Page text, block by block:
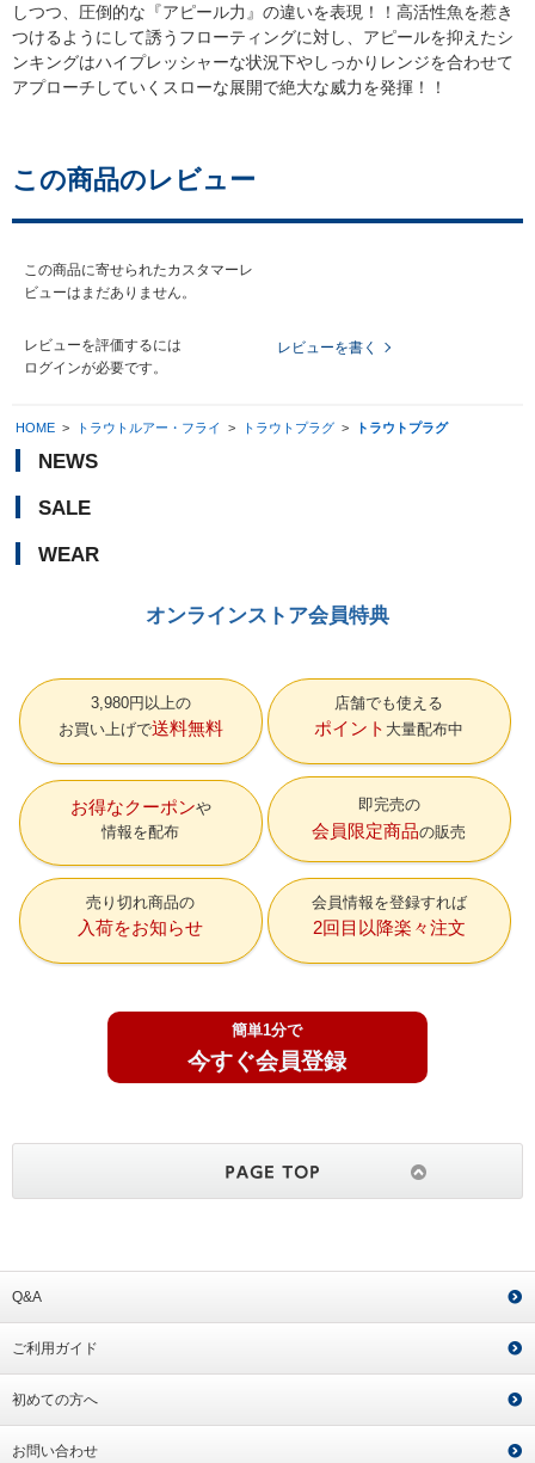
しつつ、圧倒的な『アピール力』の違いを表現！！高活性魚を惹き
つけるようにして誘うフローティングに対し、アピールを抑えたシ
ンキングはハイプレッシャーな状況下やしっかりレンジを合わせて
アプローチしていくスローな展開で絶大な威力を発揮！！
この商品のレビュー
この商品に寄せられたカスタマーレ
ビューはまだありません。
レビューを評価するには
ログインが必要です。
レビューを書く
HOME > トラウトルアー・フライ > トラウトプラグ > トラウトプラグ
NEWS
SALE
WEAR
オンラインストア会員特典
3,980円以上の
お買い上げで送料無料
店舗でも使える
ポイント 大量配布中
お得なクーポン
情報を配布
即完売の
会員限定商品の販売
売り切れ商品の
入荷をお知らせ
会員情報を登録すれば
2回目以降楽々注文
簡単1分で
今すぐ会員登録
Q&A
ご利用ガイド
初めての方へ
お問い合わせ